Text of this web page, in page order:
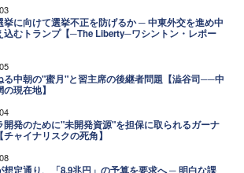
挙に向けて選挙不正を防げるか ─ 中東外交を進め中
込むトランプ【─The Liberty─ワシントン・レポー
る中朝の"蜜月"と習主席の後継者問題【澁谷司──中
現在地】
開発のために"未開発資源"を担保に取られるガーナ
ャイナリスクの死角】